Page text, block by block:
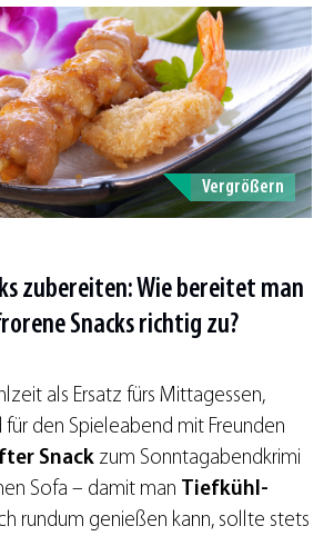
Vergrößern
zubereiten: Wie bereitet man
Snacks richtig zu?
als Ersatz fürs Mittagessen,
für den Spieleabend mit Freunden
Snack zum Sonntagabendkrimi
Sofa – damit man Tiefkühl-
rundum genießen kann, sollte stets